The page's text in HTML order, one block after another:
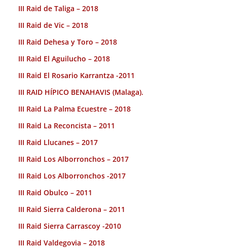
III Raid de Taliga – 2018
III Raid de Vic – 2018
III Raid Dehesa y Toro – 2018
III Raid El Aguilucho – 2018
III Raid El Rosario Karrantza -2011
III RAID HÍPICO BENAHAVIS (Malaga).
III Raid La Palma Ecuestre – 2018
III Raid La Reconcista – 2011
III Raid Llucanes – 2017
III Raid Los Alborronchos – 2017
III Raid Los Alborronchos -2017
III Raid Obulco – 2011
III Raid Sierra Calderona – 2011
III Raid Sierra Carrascoy -2010
III Raid Valdegovia – 2018